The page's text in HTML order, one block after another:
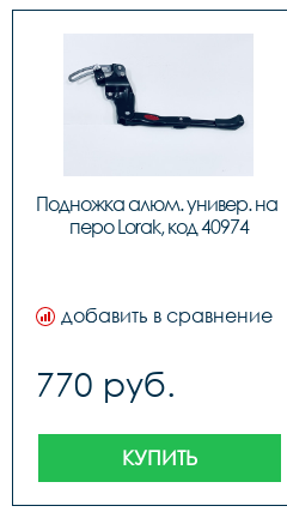
Подножка алюм. универ. на
перо Lorak, код 40974
добавить в сравнение
770 руб.
КУПИТЬ